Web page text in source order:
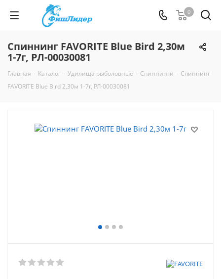
0
Спиннинг FAVORITE Blue Bird 2,30м
1-7г, РЛ-00030081
Главная - Каталог - Удилища рыболовные - Спиннинги - Спиннинг
FAVORITE Blue Bird 2,30м 1-7г, РЛ-00030081